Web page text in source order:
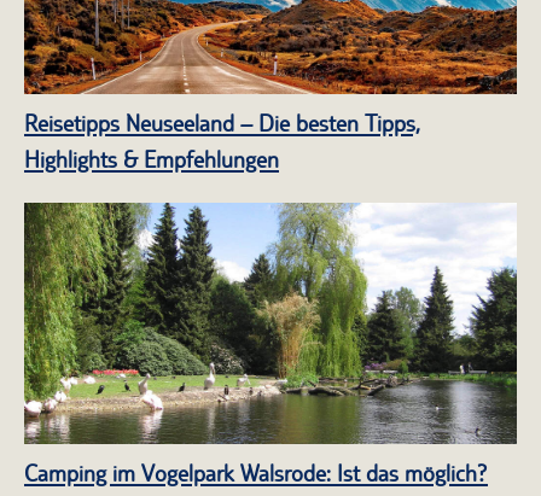
Reisetipps Neuseeland – Die besten Tipps,
Highlights & Empfehlungen
Camping im Vogelpark Walsrode: Ist das möglich?